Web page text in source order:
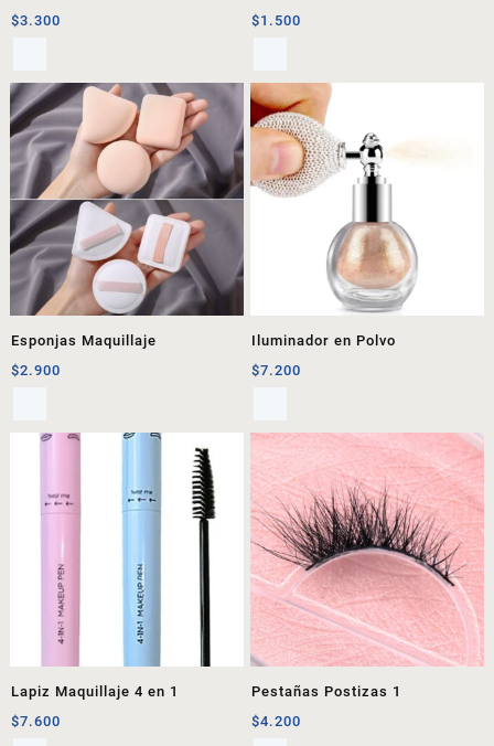
$3.300
$1.500
Esponjas Maquillaje
$2.900
Iluminador en Polvo
$7.200
Lapiz Maquillaje 4 en 1
$7.600
Pestañas Postizas 1
$4.200